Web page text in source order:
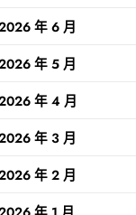
年 6 月
年 5 月
年 4 月
年 3 月
年 2 月